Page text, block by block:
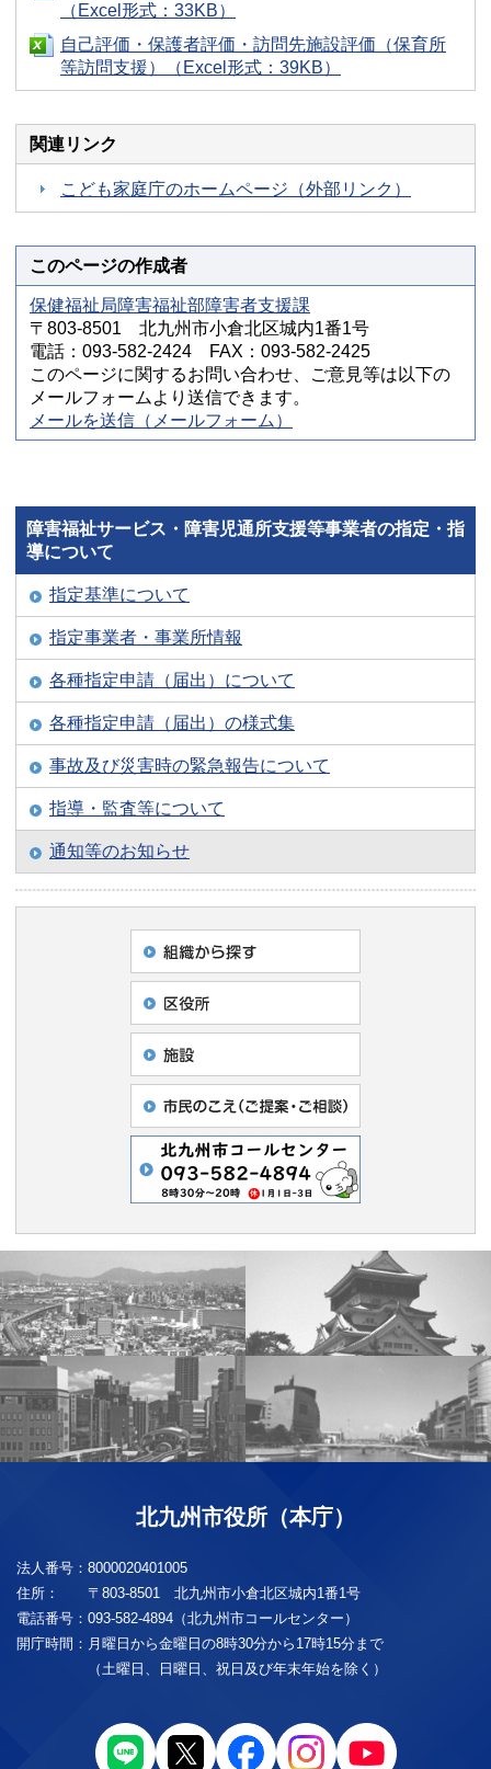
（Excel形式：33KB）
自己評価・保護者評価・訪問先施設評価（保育所
等訪問支援）（Excel形式：39KB）
関連リンク
こども家庭庁のホームページ（外部リンク）
このページの作成者
保健福祉局障害福祉部障害者支援課
〒803-8501 北九州市小倉北区城内1番1号
電話：093-582-2424 FAX：093-582-2425
このページに関するお問い合わせ、ご意見等は以下の
メールフォームより送信できます。
メールを送信（メールフォーム）
障害福祉サービス・障害児通所支援等事業者の指定・指
導について
指定基準について
指定事業者・事業所情報
各種指定申請（届出）について
各種指定申請（届出）の様式集
事故及び災害時の緊急報告について
指導・監査等について
通知等のお知らせ
北九州市役所（本庁）
法人番号： 8000020401005
住所：
〒803-8501 北九州市小倉北区城内1番1号
電話番号： 093-582-4894（北九州市コールセンター）
開庁時間： 月曜日から金曜日の8時30分から17時15分まで
（土曜日、日曜日、祝日及び年末年始を除く）